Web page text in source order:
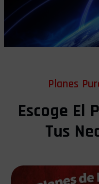
Planes
Escoge El
Tus